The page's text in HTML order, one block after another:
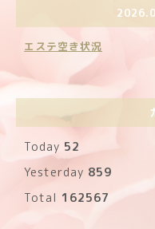
エステ空き状況
Today 52
Yesterday 859
Total 162567